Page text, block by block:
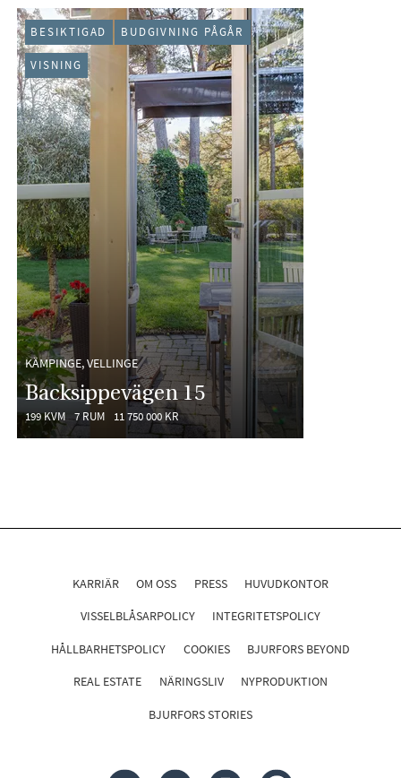
KÄMPINGE, VELLINGE
Backsippevägen 15
199 KVM 7 RUM 11 750 000 KR
BESIKTIGAD BUDGIVNING PÅGÅR
VISNING
KARRIÄR OM OSS PRESS HUVUDKONTOR
VISSELBLÅSARPOLICY INTEGRITETSPOLICY
HÅLLBARHETSPOLICY COOKIES BJURFORS BEYOND
REAL ESTATE NÄRINGSLIV NYPRODUKTION
BJURFORS STORIES